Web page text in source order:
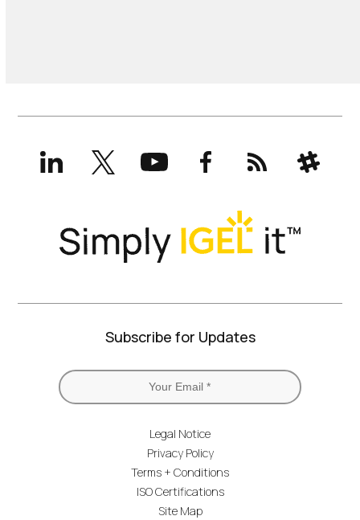
LinkedInX
(formerly
Twitter)
YouTubeFacebookRSS Slack
Subscribe for Updates
Legal Notice
Privacy Policy
Terms + Conditions
ISO Certifications
Site Map